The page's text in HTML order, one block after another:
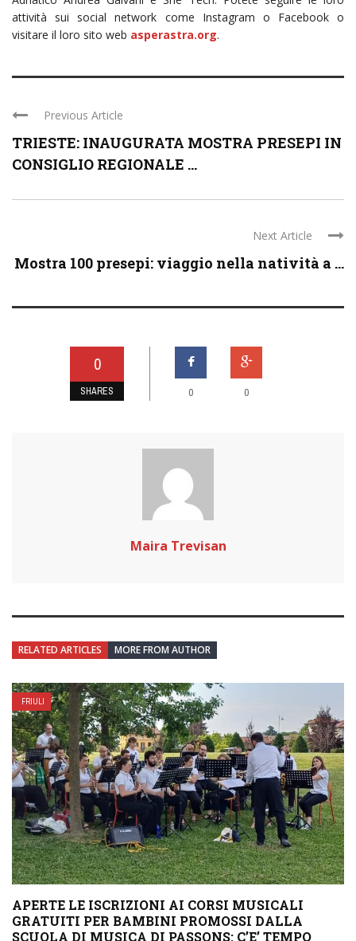
attività sui social network come Instagram o Facebook o
visitare il loro sito web asperastra.org.
Previous Article
TRIESTE: INAUGURATA MOSTRA PRESEPI IN
CONSIGLIO REGIONALE ...
Next Article
Mostra 100 presepi: viaggio nella natività a ...
0
SHARES 0 0
Maira Trevisan
RELATED ARTICLES MORE FROM AUTHOR
FRIULI
APERTE LE ISCRIZIONI AI CORSI MUSICALI
GRATUITI PER BAMBINI PROMOSSI DALLA
SCUOLA DI MUSICA DI PASSONS: C’E’ TEMPO